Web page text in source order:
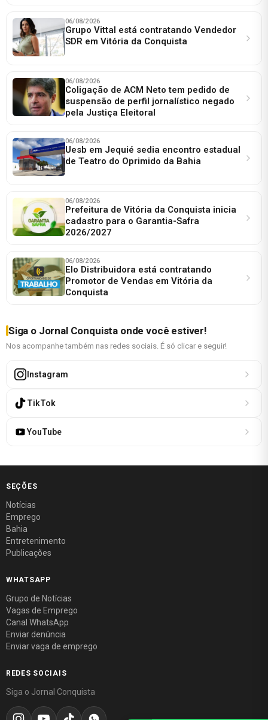
06/08/2026
Grupo Vittal está contratando Vendedor
SDR em Vitória da Conquista
06/08/2026
Coligação de ACM Neto tem pedido de
suspensão de perfil jornalístico negado
pela Justiça Eleitoral
06/08/2026
Uesb em Jequié sedia encontro estadual
de Teatro do Oprimido da Bahia
06/08/2026
Prefeitura de Vitória da Conquista inicia
cadastro para o Garantia-Safra
2026/2027
06/08/2026
Elo Distribuidora está contratando
Promotor de Vendas em Vitória da
Conquista
Siga o Jornal Conquista onde você estiver!
Nos acompanhe também nas redes sociais. É só clicar e seguir!
Instagram
TikTok
YouTube
SEÇÕES
Notícias
Emprego
Bahia
Entretenimento
Publicações
WHATSAPP
Grupo de Notícias
Vagas de Emprego
Canal WhatsApp
Enviar denúncia
Enviar vaga de emprego
REDES SOCIAIS
Siga o Jornal Conquista